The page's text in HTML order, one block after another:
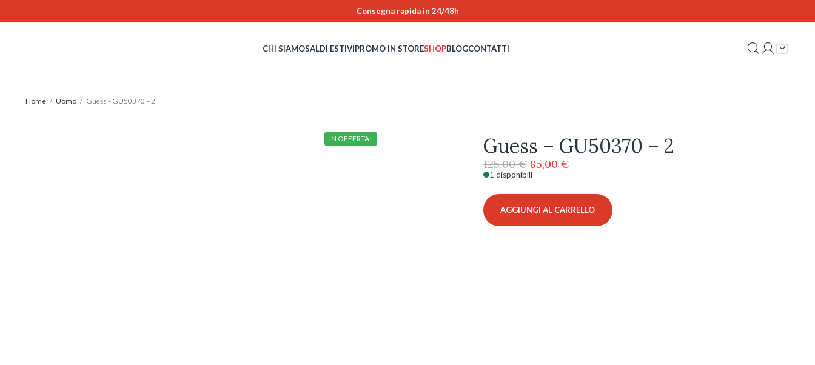
Consegna rapida in 24/48h
CHI SIAMOSALDI ESTIVIPROMO IN STORESHOPBLOGCONTATTI
Home / Uomo / Guess – GU50370 – 2
IN OFFERTA! Guess – GU50370 – 2
125,00€ Il
prezzo
125,00 €.
85,00 €Il
85,00 €.
1 disponibili
GU50370
-
AGGIUNGI AL CARRELLO